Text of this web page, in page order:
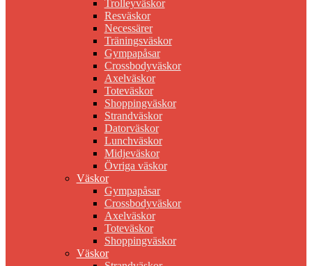
Trolleyväskor
Resväskor
Necessärer
Träningsväskor
Gympapåsar
Crossbodyväskor
Axelväskor
Toteväskor
Shoppingväskor
Strandväskor
Datorväskor
Lunchväskor
Midjeväskor
Övriga väskor
Väskor
Gympapåsar
Crossbodyväskor
Axelväskor
Toteväskor
Shoppingväskor
Väskor